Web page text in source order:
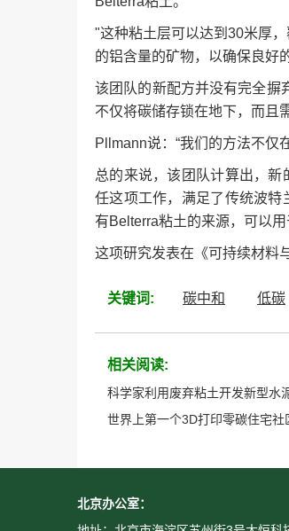
"这种粘土层可以达到30米厚
的铝含量的矿物，以确保良好
该团队的新配方并没有完全摒
不仅将碳储存锁在地下，而且
Pllmann说：“我们的方法不仅
总的来说，该团队计算出，
任这项工作，满足了传统波特
有Belterra粘土的来源，可以用
这项研究发表在《可持续材料
关键词: 碳中和 低碳
相关阅读:
科学家利用废弃粘土开发新型水
世界上第一个3D打印零碳住宅社
北京办公室：